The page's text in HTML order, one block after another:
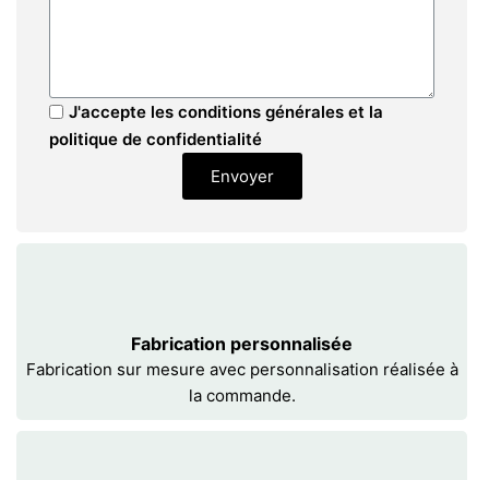
J'accepte les conditions générales et la
politique de confidentialité
Envoyer
Fabrication personnalisée
Fabrication sur mesure avec personnalisation réalisée à
la commande.